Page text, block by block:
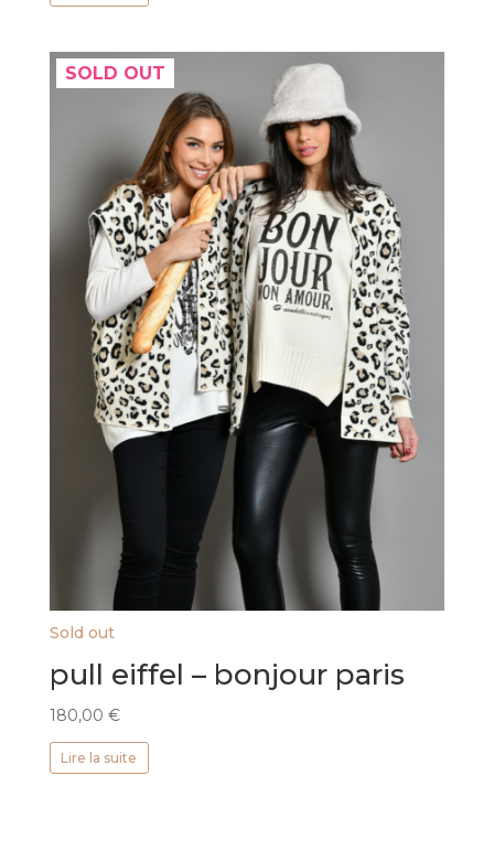
SOLD OUT
Sold out
pull eiffel – bonjour paris
180,00 €
Lire la suite